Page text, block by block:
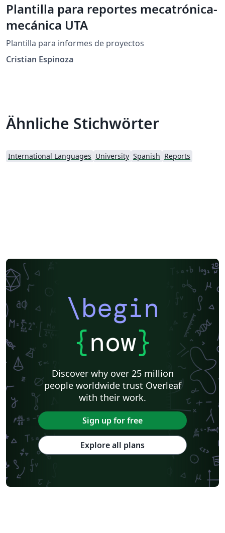
Plantilla para reportes mecatrónica-
mecánica UTA
Plantilla para informes de proyectos
Cristian Espinoza
Ähnliche Stichwörter
International Languages University Spanish Reports
\begin
{now}
Discover why over 25 million
people worldwide trust Overleaf
with their work.
Sign up for free
Explore all plans